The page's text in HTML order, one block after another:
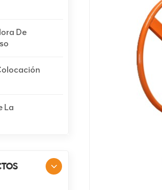
De
La